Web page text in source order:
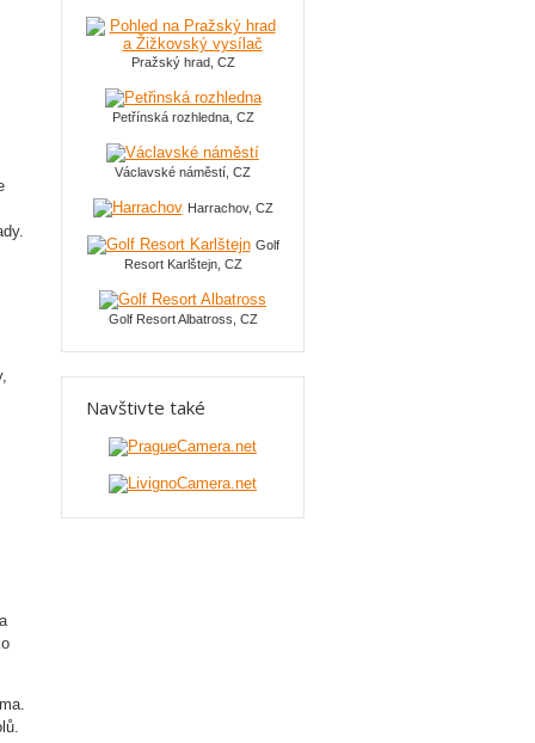
Pražský hrad, CZ
Petřínská rozhledna, CZ
Václavské náměstí, CZ
Harrachov, CZ
Golf
Resort Karlštejn, CZ
Golf Resort Albatross, CZ
Navštivte také